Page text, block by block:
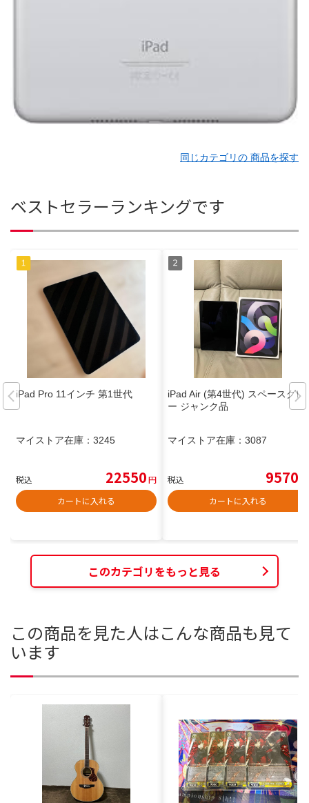
同じカテゴリの 商品を探す
ベストセラーランキングです
iPad Pro 11インチ 第1世代
マイストア在庫： 3245
税込 22550円
カートに入れる
iPad Air (第4世代) スペースグレ
ー ジャンク品
マイストア在庫： 3087
税込 9570
カートに入れる
このカテゴリをもっと見る
この商品を見た人はこんな商品も見て
います